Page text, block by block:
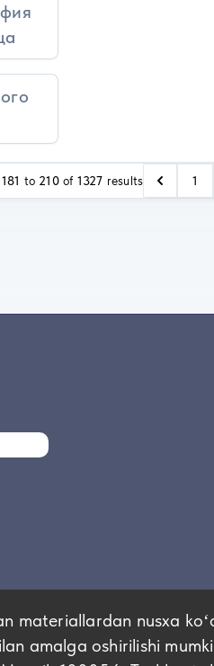
181 to 210of 1327 results 1
materiallardan nusxa
amalga oshirilishi